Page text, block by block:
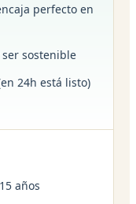
perfecto en
sostenible
24h está listo)
años